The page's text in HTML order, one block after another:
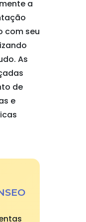
a
com seu
As
de
e